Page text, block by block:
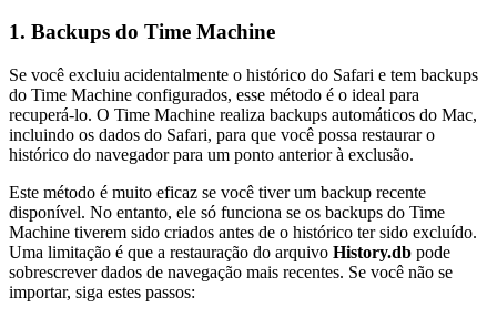
1. Backups do Time Machine
Se você excluiu acidentalmente o histórico do Safari e tem backups
do Time Machine configurados, esse método é o ideal para
recuperá-lo. O Time Machine realiza backups automáticos do Mac,
incluindo os dados do Safari, para que você possa restaurar o
histórico do navegador para um ponto anterior à exclusão.
Este método é muito eficaz se você tiver um backup recente
disponível. No entanto, ele só funciona se os backups do Time
Machine tiverem sido criados antes de o histórico ter sido excluído.
Uma limitação é que a restauração do arquivo History.db pode
sobrescrever dados de navegação mais recentes. Se você não se
importar, siga estes passos: